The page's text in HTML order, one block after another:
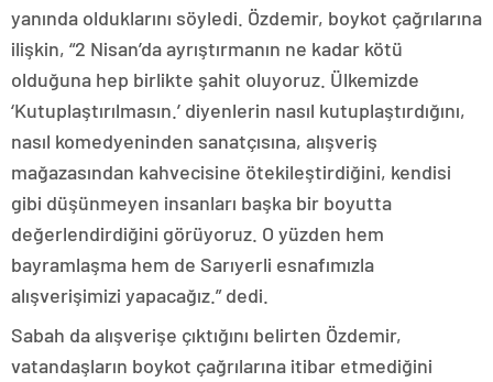
yanında olduklarını söyledi. Özdemir, boykot çağrılarına
ilişkin, “2 Nisan’da ayrıştırmanın ne kadar kötü
olduğuna hep birlikte şahit oluyoruz. Ülkemizde
‘Kutuplaştırılmasın.’ diyenlerin nasıl kutuplaştırdığını,
nasıl komedyeninden sanatçısına, alışveriş
mağazasından kahvecisine ötekileştirdiğini, kendisi
gibi düşünmeyen insanları başka bir boyutta
değerlendirdiğini görüyoruz. O yüzden hem
bayramlaşma hem de Sarıyerli esnafımızla
alışverişimizi yapacağız.” dedi.
Sabah da alışverişe çıktığını belirten Özdemir,
vatandaşların boykot çağrılarına itibar etmediğini